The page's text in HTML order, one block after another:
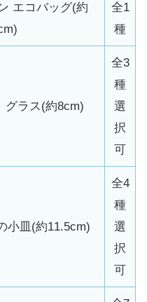
エコバッグ(約
全1
種
グラス(約8cm)
全3
種
選
択
可
小皿(約11.5cm)
全4
種
選
択
可